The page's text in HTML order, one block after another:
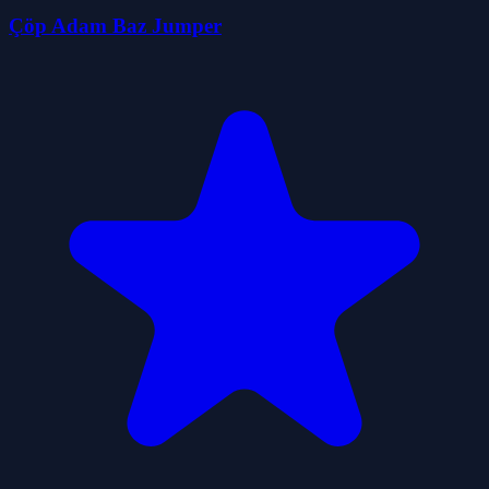
Çöp Adam Baz Jumper